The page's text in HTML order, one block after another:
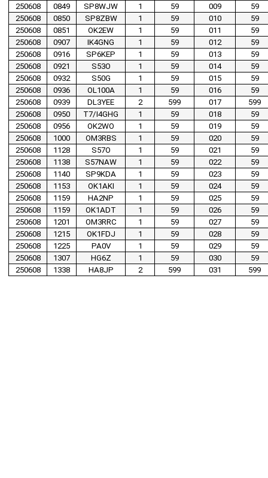
250608
0849 SP8WJW 1 59 009
59
250608
0850 SP8ZBW 1 59 010
59
250608
0851 OK2EW 1 59 011
59
250608
0907 IK4GNG 1 59 012
59
250608
0916 SP6KEP 1 59 013
59
250608
0921 S53O 1 59 014
59
250608
0932 S50G 1 59 015
59
250608
0936 OL100A 1 59 016
59
250608
0939 DL3YEE 2 599 017
599
250608
0950 T7/I4GHG 1 59 018
59
250608
0956 OK2WO 1 59 019
59
250608
1000 OM3RBS 1 59 020
59
250608
1128 S57O 1 59 021
59
250608
1138 S57NAW 1 59 022
59
250608
1140 SP9KDA 1 59 023
59
250608
1153 OK1AKI 1 59 024
59
250608
1159 HA2NP 1 59 025
59
250608
1159 OK1ADT 1 59 026
59
250608
1201 OM3RRC 1 59 027
59
250608
1215 OK1FDJ 1 59 028
59
250608
1225 PA0V 1 59 029
59
250608
1307 HG6Z 1 59 030
59
250608
1338 HA8JP 2 599 031 599